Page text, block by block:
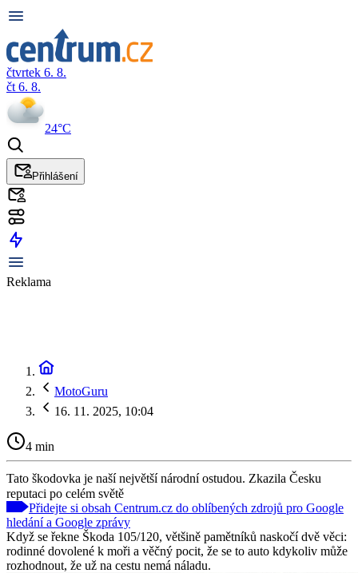
čtvrtek 6. 8.
čt 6. 8.
24°C
Přihlášení
Reklama
MotoGuru
16. 11. 2025, 10:04
4 min
Tato škodovka je naší největší národní ostudou. Zkazila Česku
reputaci po celém světě
Přidejte si obsah Centrum.cz do oblíbených zdrojů pro Google
hledání a Google zprávy
Když se řekne Škoda 105/120, většině pamětníků naskočí dvě věci:
rodinné dovolené k moři a věčný pocit, že se to auto kdykoliv může
rozhodnout, že už na cestu nemá náladu.